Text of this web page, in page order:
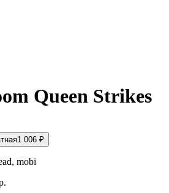
Queen Strikes
1 006 ₽
mobi